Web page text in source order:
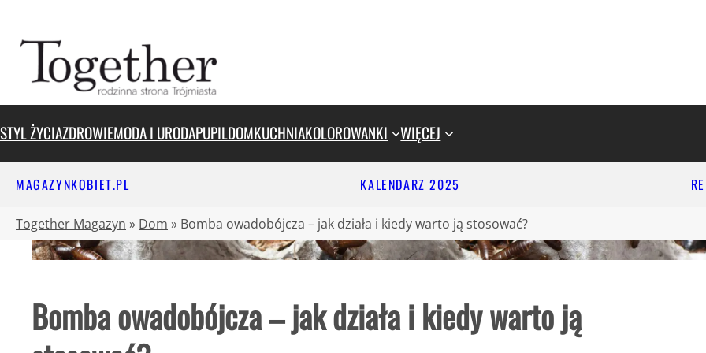
treści
STYL ŻYCIAZDROWIEMODA I URODAPUPILDOMKUCHNIAKOLOROWANKI WIĘCEJ
MAGAZYNKOBIET.PL KALENDARZ 2025
Together Magazyn » Dom » Bomba owadobójcza – jak działa i kiedy warto ją stosować?
Bomba owadobójcza – jak działa i kiedy warto ją